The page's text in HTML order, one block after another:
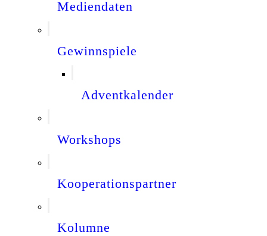
Mediendaten
Gewinnspiele
Adventkalender
Workshops
Kooperationspartner
Kolumne